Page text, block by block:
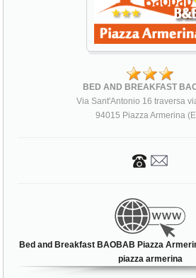
BED AND BREAKFAST
Via Sant'Antonio 16 traversa
94015 Piazza Armerina
Bed and Breakfast BAOBAB Piazza
piazza armerina